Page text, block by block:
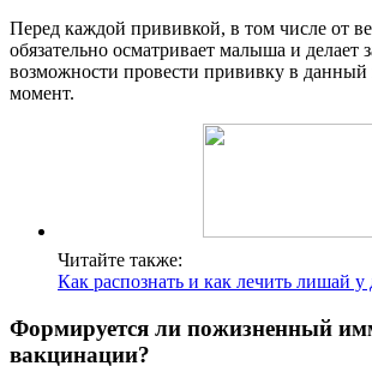
Перед каждой прививкой, в том числе от
обязательно осматривает малыша и делает
возможности провести прививку в данный
момент.
Читайте также:
Как распознать и как лечить лишай у
Формируется ли пожизненный
вакцинации?